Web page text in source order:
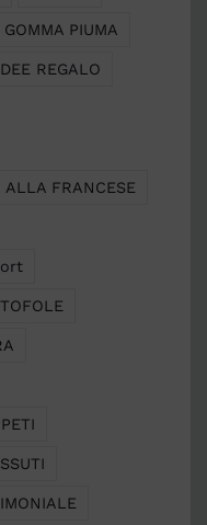
GOMMA PIUMA
REGALO
ALLA FRANCESE